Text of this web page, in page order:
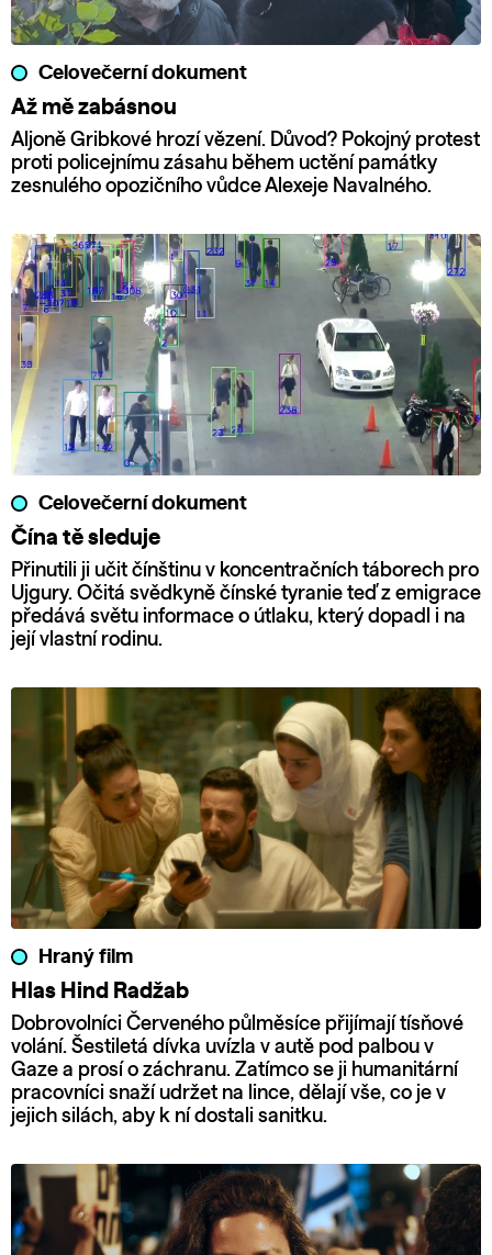
Celovečerní dokument
Až mě zabásnou
Aljoně Gribkové hrozí vězení. Důvod? Pokojný protest
proti policejnímu zásahu během uctění památky
zesnulého opozičního vůdce Alexeje Navalného.
Celovečerní dokument
Čína tě sleduje
Přinutili ji učit čínštinu v koncentračních táborech pro
Ujgury. Očitá svědkyně čínské tyranie teď z emigrace
předává světu informace o útlaku, který dopadl i na
její vlastní rodinu.
Hraný film
Hlas Hind Radžab
Dobrovolníci Červeného půlměsíce přijímají tísňové
volání. Šestiletá dívka uvízla v autě pod palbou v
Gaze a prosí o záchranu. Zatímco se ji humanitární
pracovníci snaží udržet na lince, dělají vše, co je v
jejich silách, aby k ní dostali sanitku.